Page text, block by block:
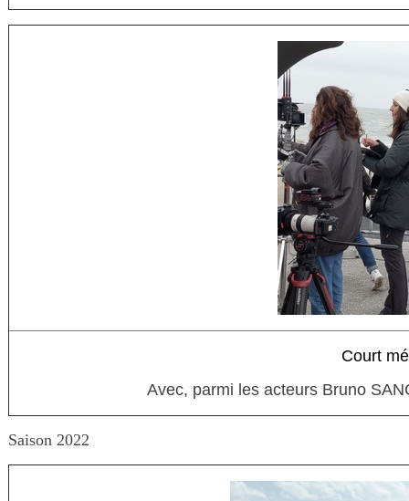
Court
Avec, parmi les acteurs Bruno
Saison 2022